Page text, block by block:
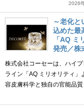
2026
～老化
込めた最
「AQ
発売／株
株式会社コーセーは、ハイ
ライン「AQ ミリオリティ
容皮膚科学と独自の官能品